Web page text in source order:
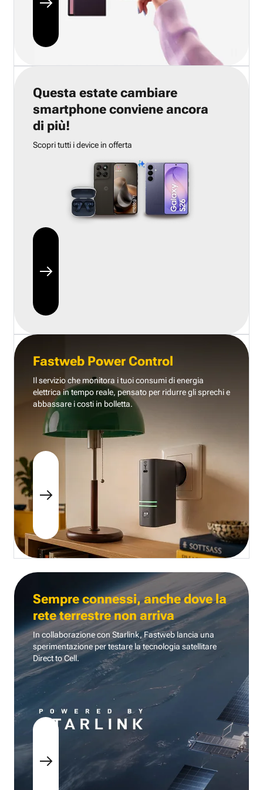
Questa estate cambiare
smartphone conviene ancora
di più!
Scopri tutti i device in offerta
Fastweb Power Control
Il servizio che monitora i tuoi consumi di energia
elettrica in tempo reale, pensato per ridurre gli sprechi e
abbassare i costi in bolletta.
Sempre connessi, anche dove la
rete terrestre non arriva
In collaborazione con Starlink, Fastweb lancia una
sperimentazione per testare la tecnologia satellitare
Direct to Cell.